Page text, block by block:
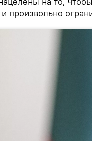
произвольно